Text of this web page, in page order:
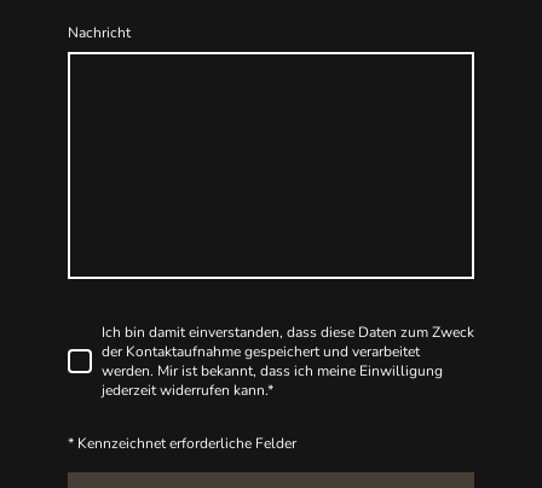
Nachricht
Ich bin damit einverstanden, dass diese Daten zum Zweck
der Kontaktaufnahme gespeichert und verarbeitet
werden. Mir ist bekannt, dass ich meine Einwilligung
jederzeit widerrufen kann.*
* Kennzeichnet erforderliche Felder